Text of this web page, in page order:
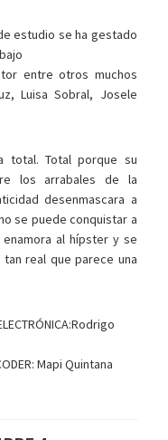
estudio se ha gestado
entre otros muchos
Luisa Sobral, Josele
total. Total porque su
los arrabales de la
desenmascara a
se puede conquistar a
al hípster y se
real que parece una
Mapi Quintana